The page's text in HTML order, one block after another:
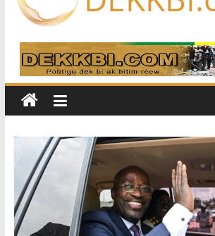
du Sénat, moins de trois
Pakistan et la Turquie
accord de défense
RD Congo: Kinshasa
exportations de cuivre
production